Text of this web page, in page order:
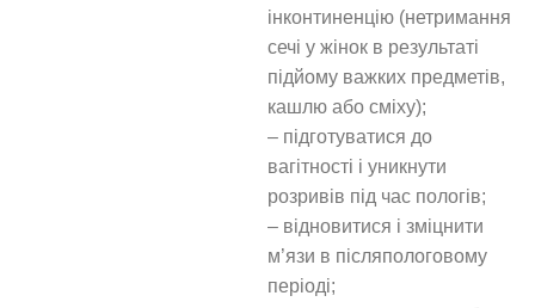
інконтиненцію (нетримання
сечі у жінок в результаті
підйому важких предметів,
кашлю або сміху);
– підготуватися до
вагітності і уникнути
розривів під час пологів;
– відновитися і зміцнити
м’язи в післяпологовому
періоді;